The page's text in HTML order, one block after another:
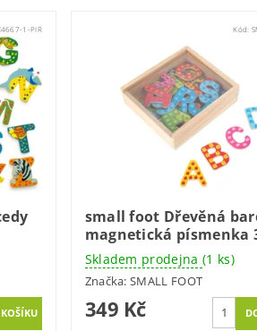
1-PIR Kód:
small foot Dřevěná
magnetická písmenka
Skladem prodejna (1 ks)
Značka:SMALL FOOT
349 Kč